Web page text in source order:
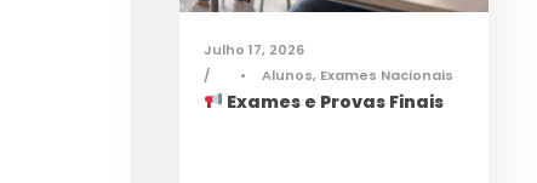
Julho 17, 2026
•
Alunos, Exames Nacionais
Exames e Provas Finais